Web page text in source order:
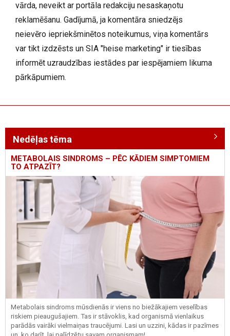
vārda, neveikt ar portāla redakciju nesaskaņotu
reklamēšanu. Gadījumā, ja komentāra sniedzējs
neievēro iepriekšminētos noteikumus, viņa komentārs
var tikt izdzēsts un SIA "heise marketing" ir tiesības
informēt uzraudzības iestādes par iespējamiem likuma
pārkāpumiem.
Nedēļas tēma
METABOLAIS SINDROMS – PĒC KĀDIEM SIMPTOMIEM
TO ATPAZĪT?
Metabolais sindroms mūsdienās ir viens no biežākajiem veselības
riskiem pieaugušajiem. Tas ir stāvoklis, kad organismā vienlaikus
parādās vairāki vielmaiņas traucējumi. Lasi un uzzini, kādas ir pazīmes